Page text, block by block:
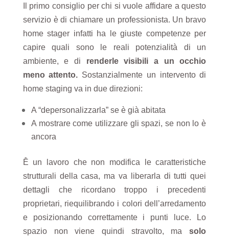
Il primo consiglio per chi si vuole affidare a questo
servizio è di chiamare un professionista. Un bravo
home stager infatti ha le giuste competenze per
capire quali sono le reali potenzialità di un
ambiente, e di renderle visibili a un occhio
meno attento. Sostanzialmente un intervento di
home staging va in due direzioni:
A “depersonalizzarla” se è già abitata
A mostrare come utilizzare gli spazi, se non lo è
ancora
Ḕ un lavoro che non modifica le caratteristiche
strutturali della casa, ma va liberarla di tutti quei
dettagli che ricordano troppo i precedenti
proprietari, riequilibrando i colori dell’arredamento
e posizionando correttamente i punti luce. Lo
spazio non viene quindi stravolto, masolo